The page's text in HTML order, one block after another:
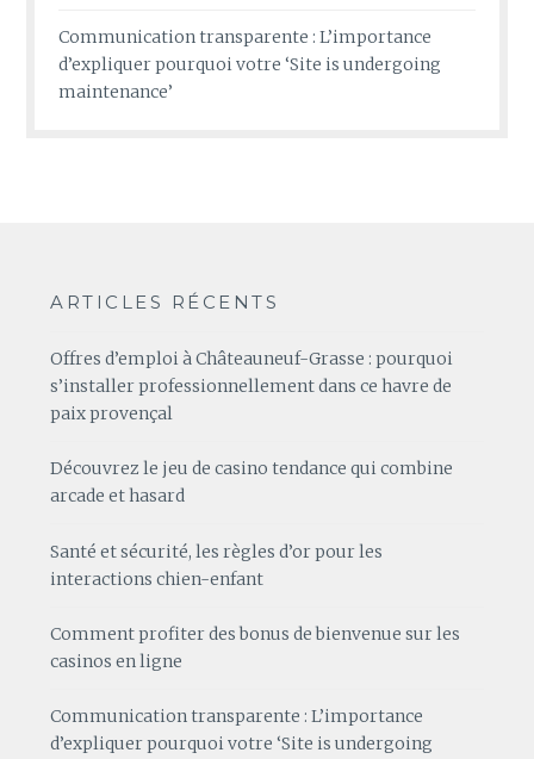
Communication transparente : L’importance
d’expliquer pourquoi votre ‘Site is undergoing
maintenance’
ARTICLES RÉCENTS
Offres d’emploi à Châteauneuf-Grasse : pourquoi
s’installer professionnellement dans ce havre de
paix provençal
Découvrez le jeu de casino tendance qui combine
arcade et hasard
Santé et sécurité, les règles d’or pour les
interactions chien-enfant
Comment profiter des bonus de bienvenue sur les
casinos en ligne
Communication transparente : L’importance
d’expliquer pourquoi votre ‘Site is undergoing